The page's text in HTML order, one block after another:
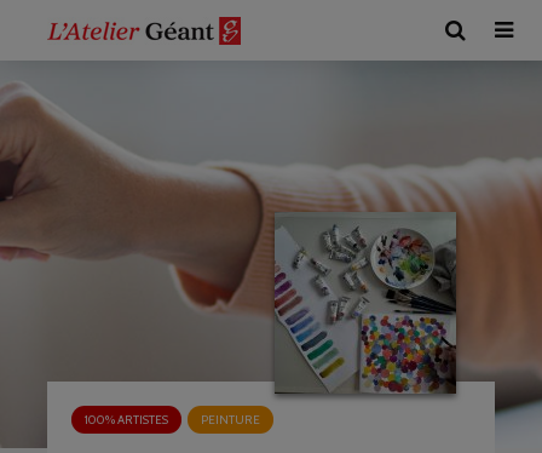
100% ARTISTES PEINTURE